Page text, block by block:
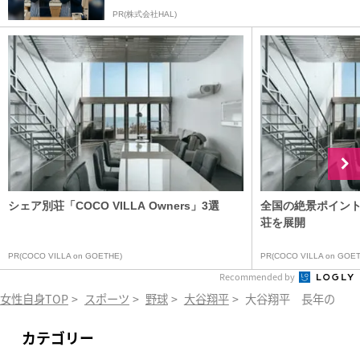
PR(株式会社HAL)
シェア別荘「COCO VILLA Owners」3選
PR(COCO VILLA on GOETHE)
全国の絶景ポイン
荘を展開
PR(COCO VILLA on
Recommended by
女性自身TOP > スポーツ > 野球 > 大谷翔平 > 大谷翔平 長年の「苦
カテゴリー